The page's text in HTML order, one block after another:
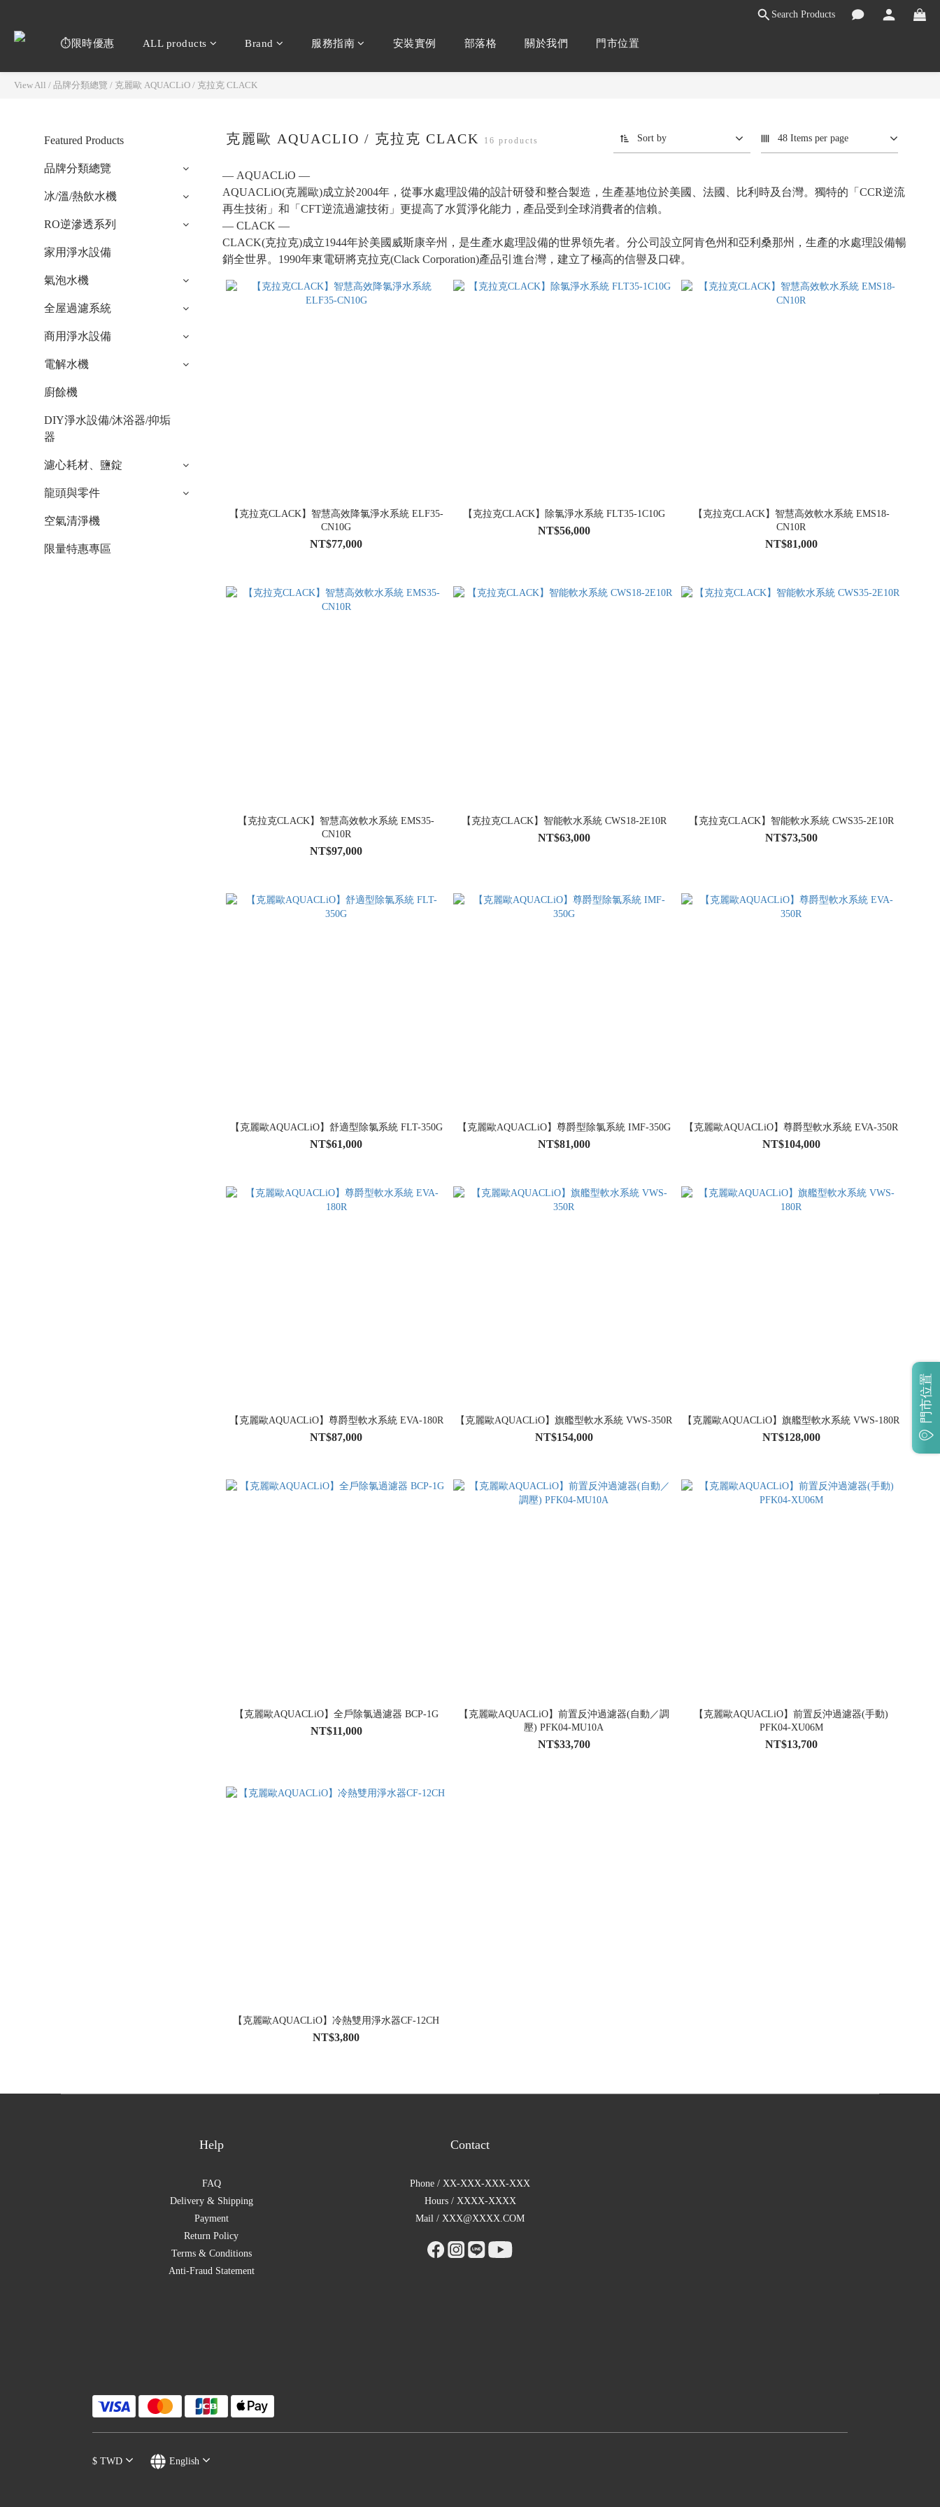
Search Products
⏱️限時優惠 ALL products Brand 服務指南 安裝實例 部落格 關於我們 門市位置
View All / 品牌分類總覽 / 克麗歐 AQUACLiO / 克拉克 CLACK
Featured Products
品牌分類總覽
冰/溫/熱飲水機
RO逆滲透系列
家用淨水設備
氣泡水機
全屋過濾系統
商用淨水設備
電解水機
廚餘機
DIY淨水設備/沐浴器/抑垢
器
濾心耗材、鹽錠
龍頭與零件
空氣清淨機
限量特惠專區
克麗歐 AQUACLIO / 克拉克 CLACK 16 products Sort by 48 Items per page
— AQUACLiO —
AQUACLiO(克麗歐)成立於2004年，從事水處理設備的設計研發和整合製造，生產基地位於美國、法國、比利時及台灣。獨特的「CCR逆流
再生技術」和「CFT逆流過濾技術」更提高了水質淨化能力，產品受到全球消費者的信賴。
—CLACK—
CLACK(克拉克)成立1944年於美國威斯康辛州，是生產水處理設備的世界領先者。分公司設立阿肯色州和亞利桑那州，生產的水處理設備暢
銷全世界。1990年東電研將克拉克(Clack Corporation)產品引進台灣，建立了極高的信譽及口碑。
【克拉克CLACK】智慧高效降氯淨水系統 ELF35-
CN10G
NT$77,000
【克拉克CLACK】除氯淨水系統 FLT35-1C10G
NT$56,000
【克拉克CLACK】智慧高效軟水系統 EMS18-
CN10R
NT$81,000
【克拉克CLACK】智慧高效軟水系統 EMS35-
CN10R
NT$97,000
【克拉克CLACK】智能軟水系統 CWS18-2E10R
NT$63,000
【克拉克CLACK】智能軟水系統 CWS35-2E10R
NT$73,500
【克麗歐AQUACLiO】舒適型除氯系統 FLT-350G
NT$61,000
【克麗歐AQUACLiO】尊爵型除氯系統 IMF-350G
NT$81,000
【克麗歐AQUACLiO】尊爵型軟水系統 EVA-350R
NT$104,000
【克麗歐AQUACLiO】尊爵型軟水系統 EVA-180R
NT$87,000
【克麗歐AQUACLiO】旗艦型軟水系統 VWS-350R
NT$154,000
【克麗歐AQUACLiO】旗艦型軟水系統 VWS-180R
NT$128,000
【克麗歐AQUACLiO】全戶除氯過濾器 BCP-1G
NT$11,000
【克麗歐AQUACLiO】前置反沖過濾器(自動／調
壓) PFK04-MU10A
NT$33,700
【克麗歐AQUACLiO】前置反沖過濾器(手動)
PFK04-XU06M
NT$13,700
【克麗歐AQUACLiO】冷熱雙用淨水器CF-12CH
NT$3,800
Help
FAQ
Delivery & Shipping
Payment
Return Policy
Terms & Conditions
Anti-Fraud Statement
Contact
Phone / XX-XXX-XXX-XXX
Hours / XXXX-XXXX
Mail / XXX@XXXX.COM
$ TWD English
門市位置